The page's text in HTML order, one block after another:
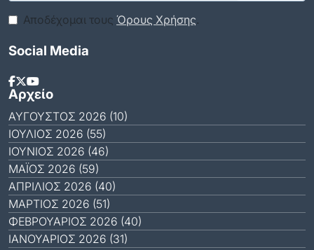
Αποδέχομαι τους Όρους Χρήσης.
Social Media
Αρχείο
ΑΎΓΟΥΣΤΟΣ 2026 (10)
ΙΟΎΛΙΟΣ 2026 (55)
ΙΟΎΝΙΟΣ 2026 (46)
ΜΆΙΟΣ 2026 (59)
ΑΠΡΊΛΙΟΣ 2026 (40)
ΜΆΡΤΙΟΣ 2026 (51)
ΦΕΒΡΟΥΆΡΙΟΣ 2026 (40)
ΙΑΝΟΥΆΡΙΟΣ 2026 (31)